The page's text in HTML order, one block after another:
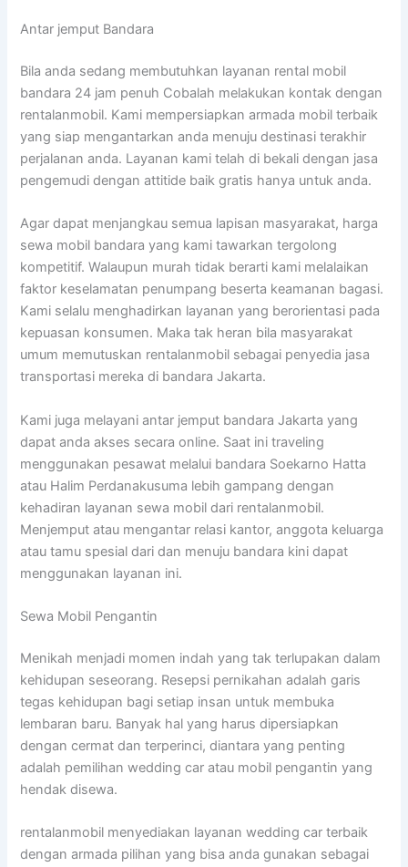
Antar jemput Bandara
Bila anda sedang membutuhkan layanan rental mobil
bandara 24 jam penuh Cobalah melakukan kontak dengan
rentalanmobil. Kami mempersiapkan armada mobil terbaik
yang siap mengantarkan anda menuju destinasi terakhir
perjalanan anda. Layanan kami telah di bekali dengan jasa
pengemudi dengan attitide baik gratis hanya untuk anda.
Agar dapat menjangkau semua lapisan masyarakat, harga
sewa mobil bandara yang kami tawarkan tergolong
kompetitif. Walaupun murah tidak berarti kami melalaikan
faktor keselamatan penumpang beserta keamanan bagasi.
Kami selalu menghadirkan layanan yang berorientasi pada
kepuasan konsumen. Maka tak heran bila masyarakat
umum memutuskan rentalanmobil sebagai penyedia jasa
transportasi mereka di bandara Jakarta.
Kami juga melayani antar jemput bandara Jakarta yang
dapat anda akses secara online. Saat ini traveling
menggunakan pesawat melalui bandara Soekarno Hatta
atau Halim Perdanakusuma lebih gampang dengan
kehadiran layanan sewa mobil dari rentalanmobil.
Menjemput atau mengantar relasi kantor, anggota keluarga
atau tamu spesial dari dan menuju bandara kini dapat
menggunakan layanan ini.
Sewa Mobil Pengantin
Menikah menjadi momen indah yang tak terlupakan dalam
kehidupan seseorang. Resepsi pernikahan adalah garis
tegas kehidupan bagi setiap insan untuk membuka
lembaran baru. Banyak hal yang harus dipersiapkan
dengan cermat dan terperinci, diantara yang penting
adalah pemilihan wedding car atau mobil pengantin yang
hendak disewa.
rentalanmobil menyediakan layanan wedding car terbaik
dengan armada pilihan yang bisa anda gunakan sebagai